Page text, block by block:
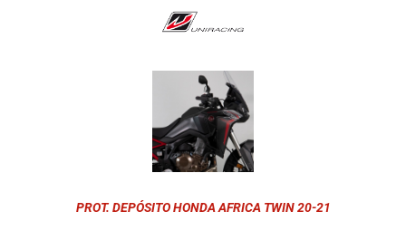
PROT. DEPÓSITO HONDA AFRICA TWIN 20-21